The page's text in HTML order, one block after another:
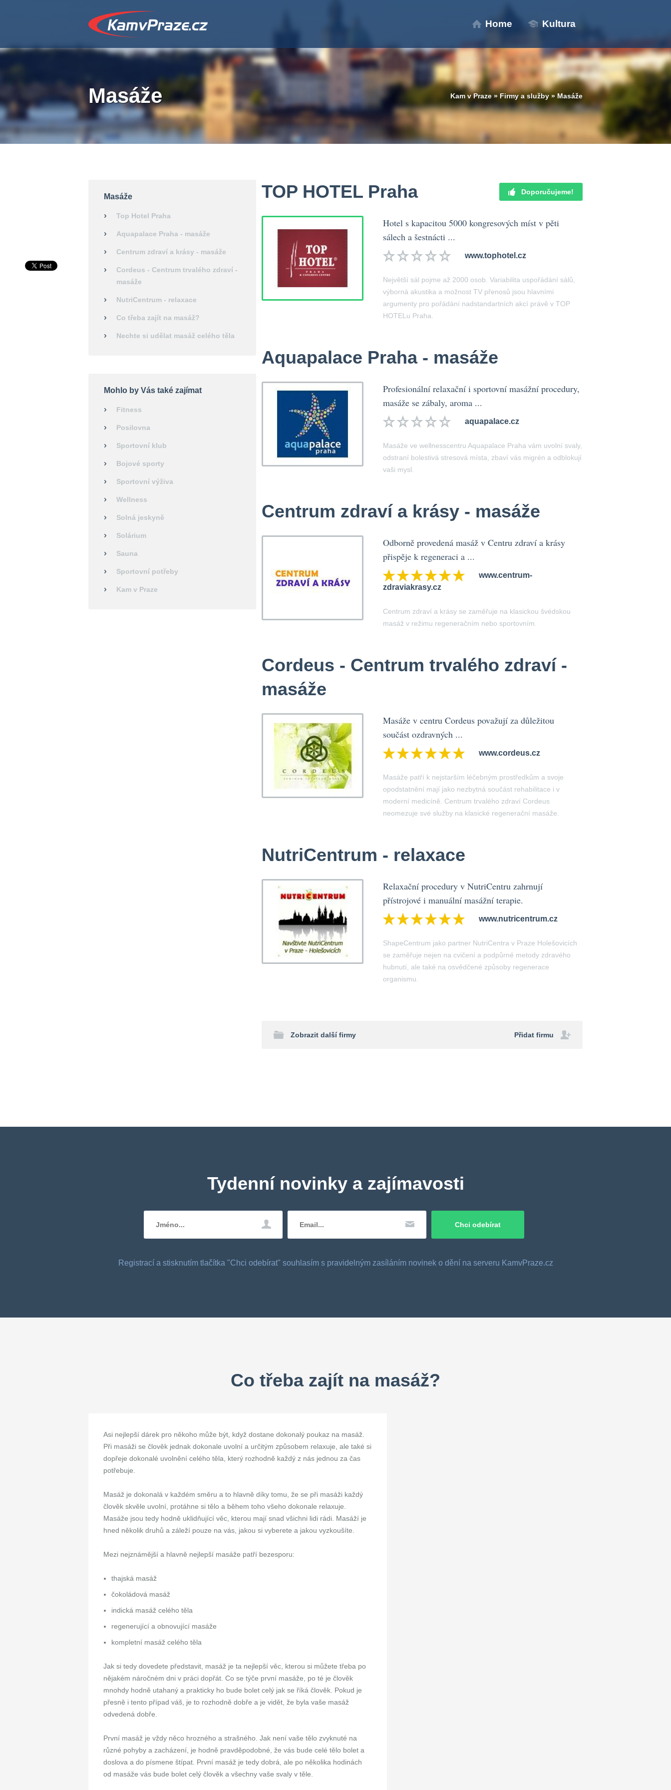
Home Kultura
Masáže Kam v Praze » Firmy a služby» Masáže
Masáže
Top Hotel Praha
Aquapalace Praha - masáže
Centrum zdraví a krásy - masáže
Cordeus - Centrum trvalého zdraví -
masáže
NutriCentrum - relaxace
Co třeba zajít na masáž?
Nechte si udělat masáž celého těla
Mohlo by Vás také zajímat
Fitness
Posilovna
Sportovní klub
Bojové sporty
Sportovní výživa
Wellness
Solná jeskyně
Solárium
Sauna
Sportovní potřeby
Kam v Praze
TOP HOTEL Praha Doporučujeme!
Hotel s kapacitou 5000 kongresových míst v pěti
sálech a šestnácti ...
www.tophotel.cz
Největší sál pojme až 2000 osob. Variabilita uspořádání sálů,
výborná akustika a možnost TV přenosů jsou hlavními
argumenty pro pořádání nadstandartních akcí právě v TOP
HOTELu Praha.
Aquapalace Praha - masáže
Profesionální relaxační i sportovní masážní procedury,
masáže se zábaly, aroma ...
aquapalace.cz
Masáže ve wellnesscentru Aquapalace Praha vám uvolní svaly,
odstraní bolestivá stresová místa, zbaví vás migrén a odblokují
vaši mysl.
Centrum zdraví a krásy - masáže
Odborně provedená masáž v Centru zdraví a krásy
přispěje k regeneraci a ...
www.centrum-
zdraviakrasy.cz
Centrum zdraví a krásy se zaměřuje na klasickou švédskou
masáž v režimu regeneračním nebo sportovním.
Cordeus - Centrum trvalého zdraví -
masáže
Masáže v centru Cordeus považují za důležitou
součást ozdravných ...
www.cordeus.cz
Masáže patří k nejstarším léčebným prostředkům a svoje
opodstatnění mají jako nezbytná součást rehabilitace i v
moderní med​icíně. Centrum trvalého zdraví Cordeus
neomezuje své služby na klasické regenerační masáže.
NutriCentrum - relaxace
Relaxační procedury v NutriCentru zahrnují
přístrojové i manuální masážní terapie.
www.nutricentrum.cz
ShapeCentrum jako partner NutriCentra v Praze Holešovicích
se zaměřuje nejen na cvičení a podpůrné metody zdravého
hubnutí, ale také na osvědčené způsoby regenerace
organismu.
Zobrazit další firmy Přidat firmu
Tydenní novinky a zajímavosti
Registrací a stisknutím tlačítka "Chci odebírat" souhlasím s pravidelným zasíláním novinek o dění na serveru KamvPraze.cz
Co třeba zajít na masáž?
Asi nejlepší dárek pro někoho může být, když dostane dokonalý poukaz na masáž.
Při masáži se člověk jednak dokonale uvolní a určitým způsobem relaxuje, ale také si
dopřeje dokonalé uvolnění celého těla, který rozhodně každý z nás jednou za čas
potřebuje.
Masáž je dokonalá v každém směru a to hlavně díky tomu, že se při masáži každý
člověk skvěle uvolní, protáhne si tělo a během toho všeho dokonale relaxuje.
Masáže jsou tedy hodně uklidňující věc, kterou mají snad všichni lidi rádi. Masáží je
hned několik druhů a záleží pouze na vás, jakou si vyberete a jakou vyzkoušíte.
Mezi nejznámější a hlavně nejlepší masáže patří bezesporu:
thajská masáž
čokoládová masáž
indická masáž celého těla
regenerující a obnovující masáže
kompletní masáž celého těla
Jak si tedy dovedete představit, masáž je ta nejlepší věc, kterou si můžete třeba po
nějakém náročném dni v práci dopřát. Co se týče první masáže, po té je člověk
mnohdy hodně utahaný a prakticky ho bude bolet celý jak se říká člověk. Pokud je
přesně i tento případ váš, je to rozhodně dobře a je vidět, že byla vaše masáž
odvedená dobře.
První masáž je vždy něco hrozného a strašného. Jak není vaše tělo zvyknuté na
různé pohyby a zacházení, je hodně pravděpodobné, že vás bude celé tělo bolet a
doslova a do písmene štípat. První masáž je tedy dobrá, ale po několika hodinách
od masáže vás bude bolet celý člověk a všechny vaše svaly v těle.